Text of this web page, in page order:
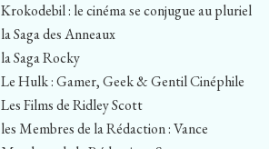
Krokodebil : le cinéma se conjugue au pluriel
la Saga des Anneaux
la Saga Rocky
Le Hulk : Gamer, Geek & Gentil Cinéphile
Les Films de Ridley Scott
les Membres de la Rédaction : Vance